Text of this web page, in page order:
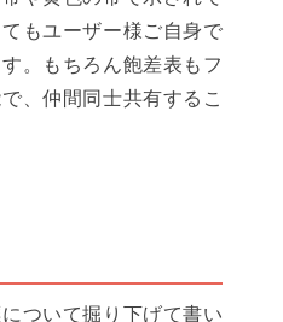
もユーザー様ご自身で
。もちろん飽差表もフ
、仲間同士共有するこ
ついて掘り下げて書い